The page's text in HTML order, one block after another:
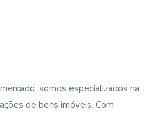
somos especializados na
de bens imóveis. Com